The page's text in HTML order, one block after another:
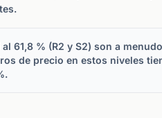
61,8 % (R2 y S2) son a
de precio en estos niveles